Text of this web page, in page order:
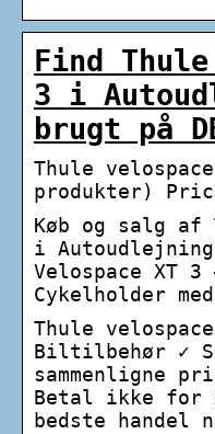
Find
3 i
brugt på
Thule
produkter)
Køb og salg af
i Autoudlejning
Velospace XT
Cykelholder
Thule
Biltilbehør ✓
sammenligne
Betal ikke for
bedste handel